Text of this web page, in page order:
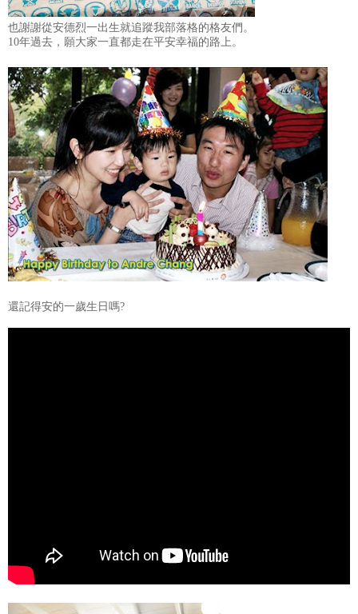
也謝謝從安德烈一出生就追蹤我部落格的格友們。
10年過去，願大家一直都走在平安幸福的路上。
還記得安的一歲生日嗎?